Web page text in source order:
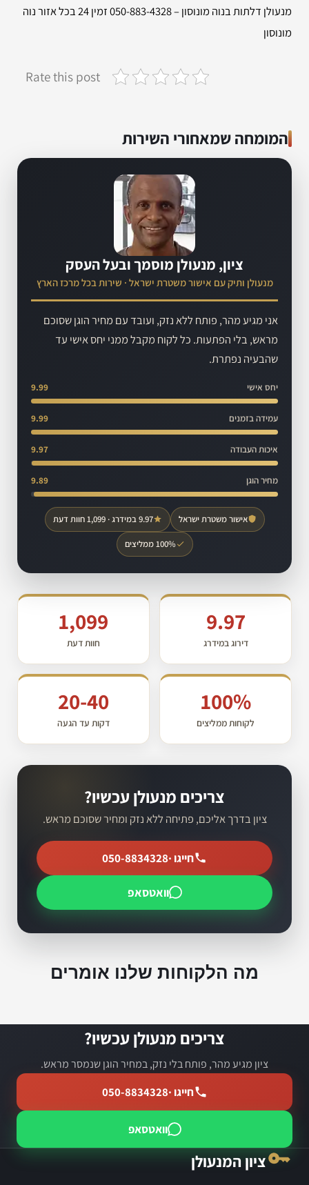
מנעולן דלתות בנוה מונוסון – 050-883-4328 זמין 24 בכל אזור נוה
מונוסון
Rate this post
המומחה שמאחורי השירות
ציון, מנעולן מוסמך ובעל העסק
מנעולן ותיק עם אישור משטרת ישראל · שירות בכל מרכז הארץ
אני מגיע מהר, פותח ללא נזק, ועובד עם מחיר הוגן שסוכם
מראש, בלי הפתעות. כל לקוח מקבל ממני יחס אישי עד
שהבעיה נפתרת.
יחס אישי 9.99
עמידה בזמנים 9.99
איכות העבודה 9.97
מחיר הוגן 9.89
אישור משטרת ישראל 9.97 במידרג · 1,099 חוות דעת
100% ממליצים
9.97
דירוג במידרג
1,099
חוות דעת
100%
לקוחות ממליצים
20-40
דקות עד הגעה
צריכים מנעולן עכשיו?
ציון בדרך אליכם, פתיחה ללא נזק ומחיר שסוכם מראש.
חייגו ·050-8834328
וואטסאפ
מה הלקוחות שלנו אומרים
צריכים מנעולן עכשיו?
ציון מגיע מהר, פותח בלי נזק, במחיר הוגן שנמסר מראש.
חייגו ·050-8834328
וואטסאפ
ציון המנעולן